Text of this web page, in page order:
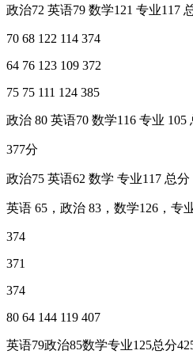
政治72 英语79 数学121 专业117
70 68 122 114 374
64 76 123 109 372
75 75 111 124 385
政治 80 英语70 数学116 专业 105
377分
政治75 英语62 数学 专业117 总分
英语 65，政治 83，数学126，专
374
371
374
80 64 144 119 407
英语79政治85数学专业125总分